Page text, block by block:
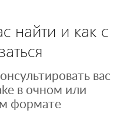
найти и как с
вас
в очном или
формате